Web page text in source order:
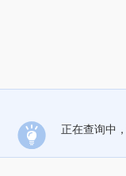
正在查询中